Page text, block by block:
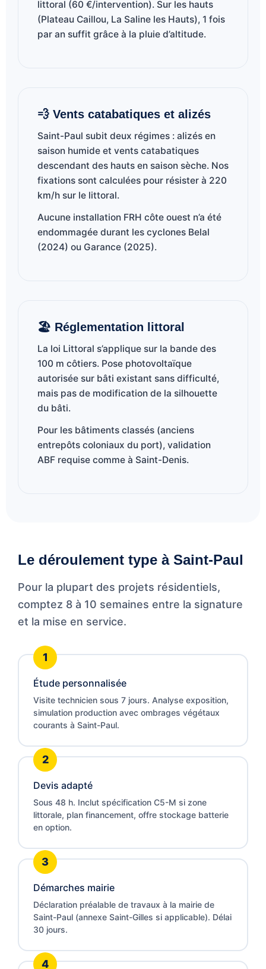
littoral (60 €/intervention). Sur les hauts
(Plateau Caillou, La Saline les Hauts), 1 fois
par an suffit grâce à la pluie d’altitude.
💨 Vents catabatiques et alizés
Saint-Paul subit deux régimes : alizés en
saison humide et vents catabatiques
descendant des hauts en saison sèche. Nos
fixations sont calculées pour résister à 220
km/h sur le littoral.
Aucune installation FRH côte ouest n’a été
endommagée durant les cyclones Belal
(2024) ou Garance (2025).
🏖️ Réglementation littoral
La loi Littoral s’applique sur la bande des
100 m côtiers. Pose photovoltaïque
autorisée sur bâti existant sans difficulté,
mais pas de modification de la silhouette
du bâti.
Pour les bâtiments classés (anciens
entrepôts coloniaux du port), validation
ABF requise comme à Saint-Denis.
Le déroulement type à Saint-Paul
Pour la plupart des projets résidentiels,
comptez 8 à 10 semaines entre la signature
et la mise en service.
Étude personnalisée
Visite technicien sous 7 jours. Analyse exposition,
simulation production avec ombrages végétaux
courants à Saint-Paul.
Devis adapté
Sous 48 h. Inclut spécification C5-M si zone
littorale, plan financement, offre stockage batterie
en option.
Démarches mairie
Déclaration préalable de travaux à la mairie de
Saint-Paul (annexe Saint-Gilles si applicable). Délai
30 jours.